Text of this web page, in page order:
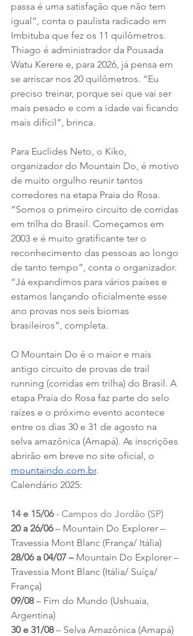
passa é uma satisfação que não tem
igual”, conta o paulista radicado em
Imbituba que fez os 11 quilômetros.
Thiago é administrador da Pousada
Watu Kerere e, para 2026, já pensa em
se arriscar nos 20 quilômetros. “Eu
preciso treinar, porque sei que vai ser
mais pesado e com a idade vai ficando
mais difícil”, brinca.
Para Euclides Neto, o Kiko,
organizador do Mountain Do, é motivo
de muito orgulho reunir tantos
corredores na etapa Praia do Rosa.
“Somos o primeiro circuito de corridas
em trilha do Brasil. Começamos em
2003 e é muito gratificante ter o
reconhecimento das pessoas ao longo
de tanto tempo”, conta o organizador.
“Já expandimos para vários países e
estamos lançando oficialmente esse
ano provas nos seis biomas
brasileiros”, completa.
O Mountain Do é o maior e mais
antigo circuito de provas de trail
running (corridas em trilha) do Brasil. A
etapa Praia do Rosa faz parte do selo
raízes e o próximo evento acontece
entre os dias 30 e 31 de agosto na
selva amazônica (Amapá). As inscrições
abrirão em breve no site oficial, o
mountaindo.com.br.
Calendário 2025:
14 e 15/06 - Campos do Jordão (SP)
20 a 26/06 – Mountain Do Explorer –
Travessia Mont Blanc (França/ Itália)
28/06 a 04/07 – Mountain Do Explorer –
Travessia Mont Blanc (Itália/ Suíça/
França)
09/08 – Fim do Mundo (Ushuaia,
Argentina)
30 e 31/08 – Selva Amazônica (Amapá)